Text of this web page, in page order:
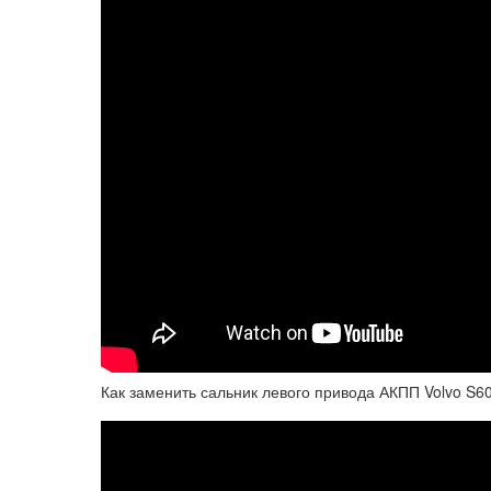
Как заменить сальник левого привода АКПП Volvo